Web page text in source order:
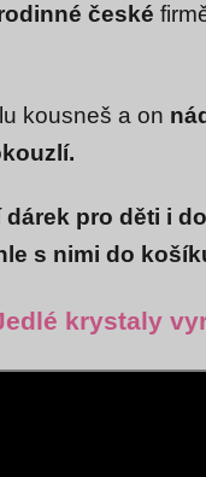
české
kousneš a on
pro děti i
s nimi do
krystaly